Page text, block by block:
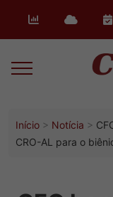
Início Notícia
CRO-AL para o